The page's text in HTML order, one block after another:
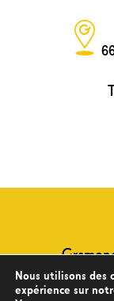
•
Nous utilisons des
expérience sur